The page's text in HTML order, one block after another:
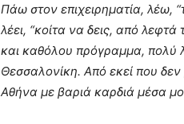
Πάω στον επιχειρηματία, λέω,
λέει, “κοίτα να δεις, από
και καθόλου πρόγραμμα, πολύ
Θεσσαλονίκη. Από εκεί που
Αθήνα με βαριά καρδιά μέσα